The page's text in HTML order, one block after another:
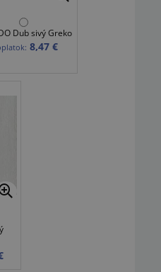
Dub sivý Greko
8,47 €